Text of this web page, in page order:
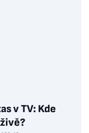
v TV: Kde